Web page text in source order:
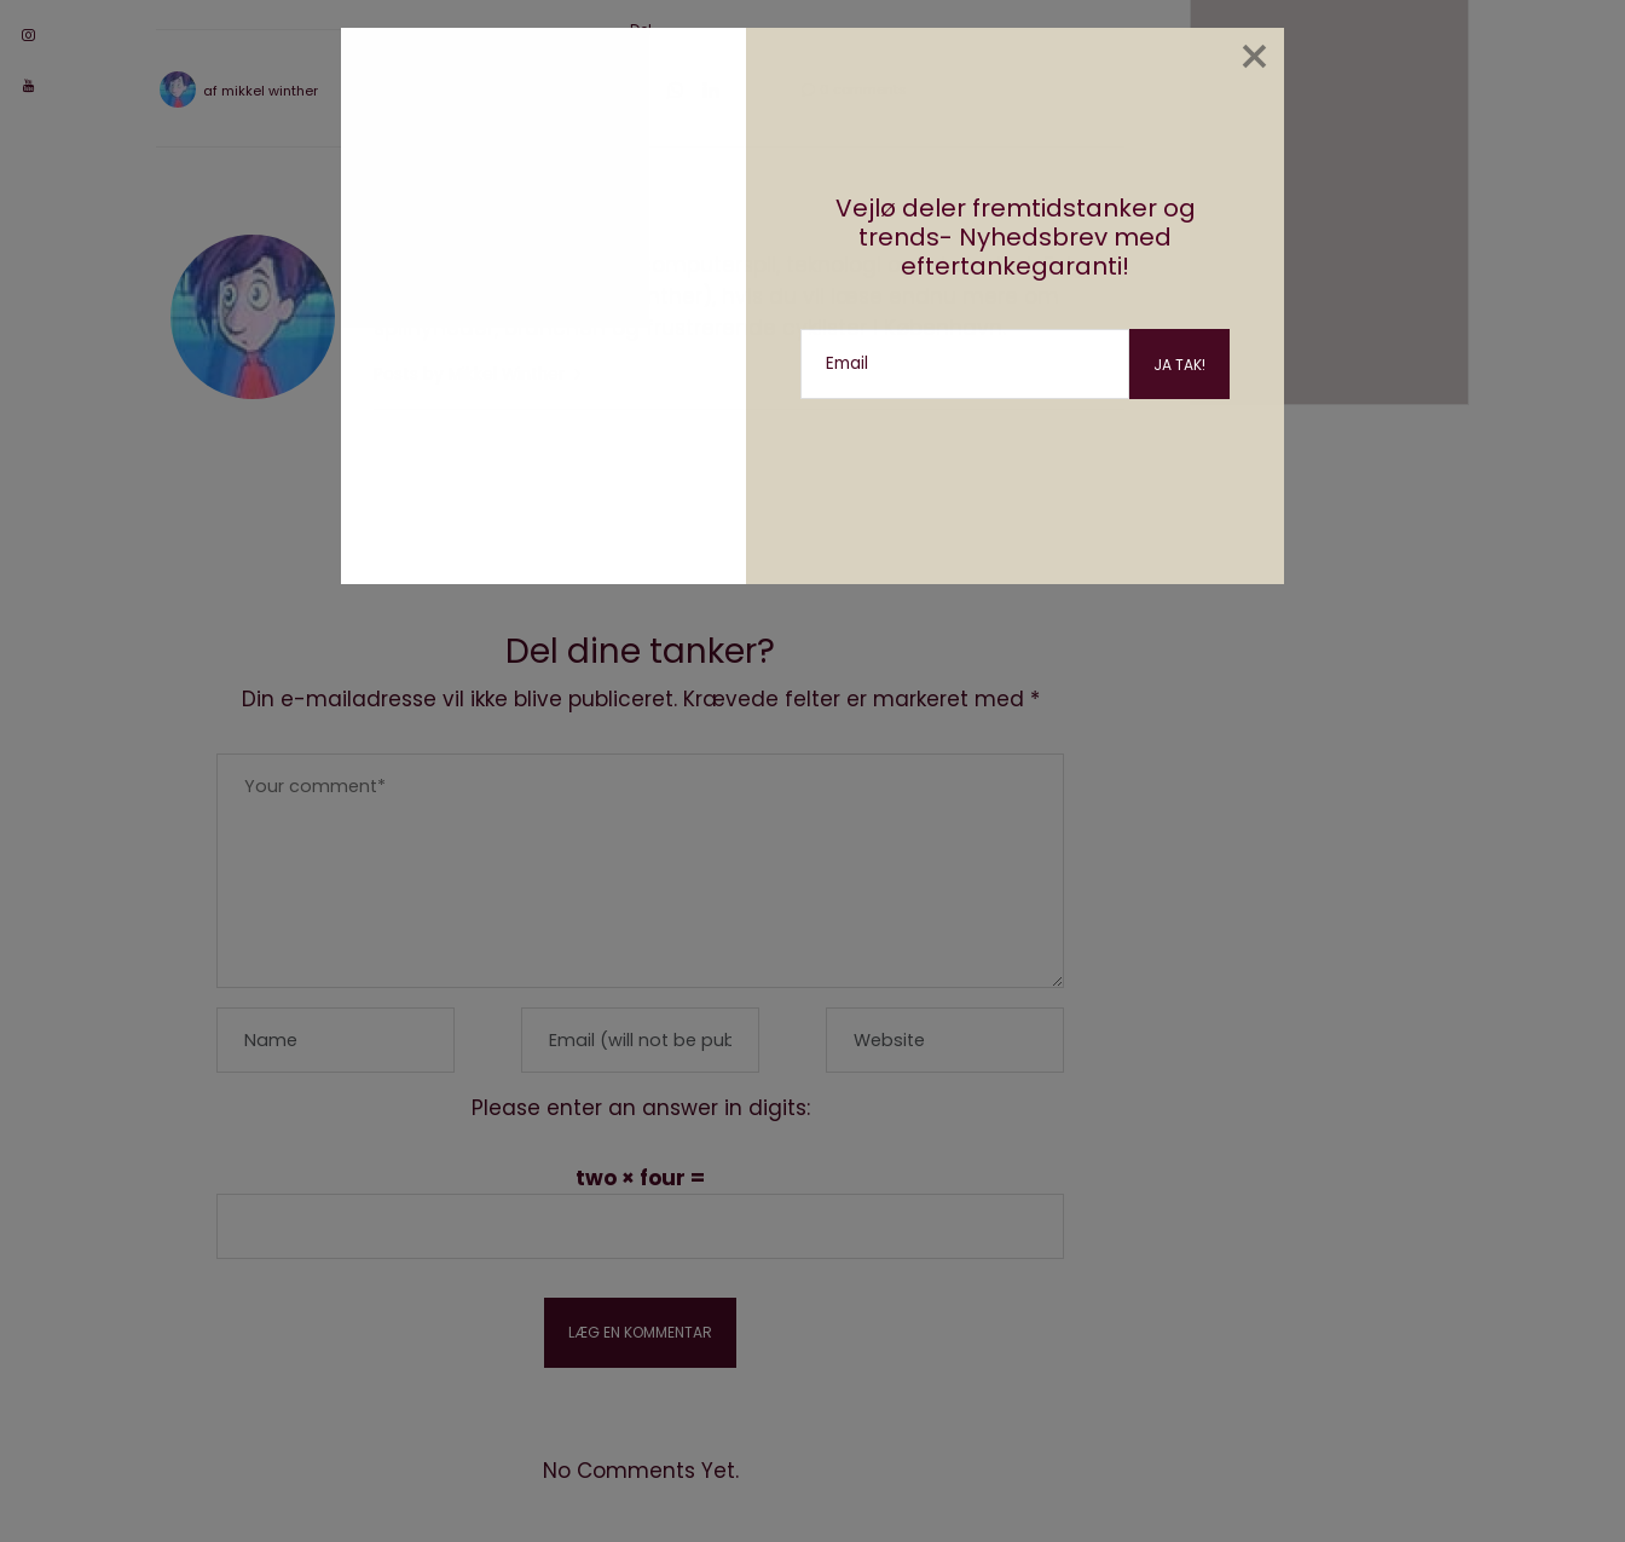
Vejlø deler fremtidstanker og
trends- Nyhedsbrev med
eftertankegaranti!
Email
×
Del
af mikkel winther
Snakker rigtig meget om computerspil, teknologi og internettet. Følg
spilnyheder, branchen og frustrerende cyklister i København.
Del dine tanker?
Din e-mailadresse vil ikke blive publiceret. Krævede felter er markeret med *
Please enter an answer in digits:
two × four =
No Comments Yet.